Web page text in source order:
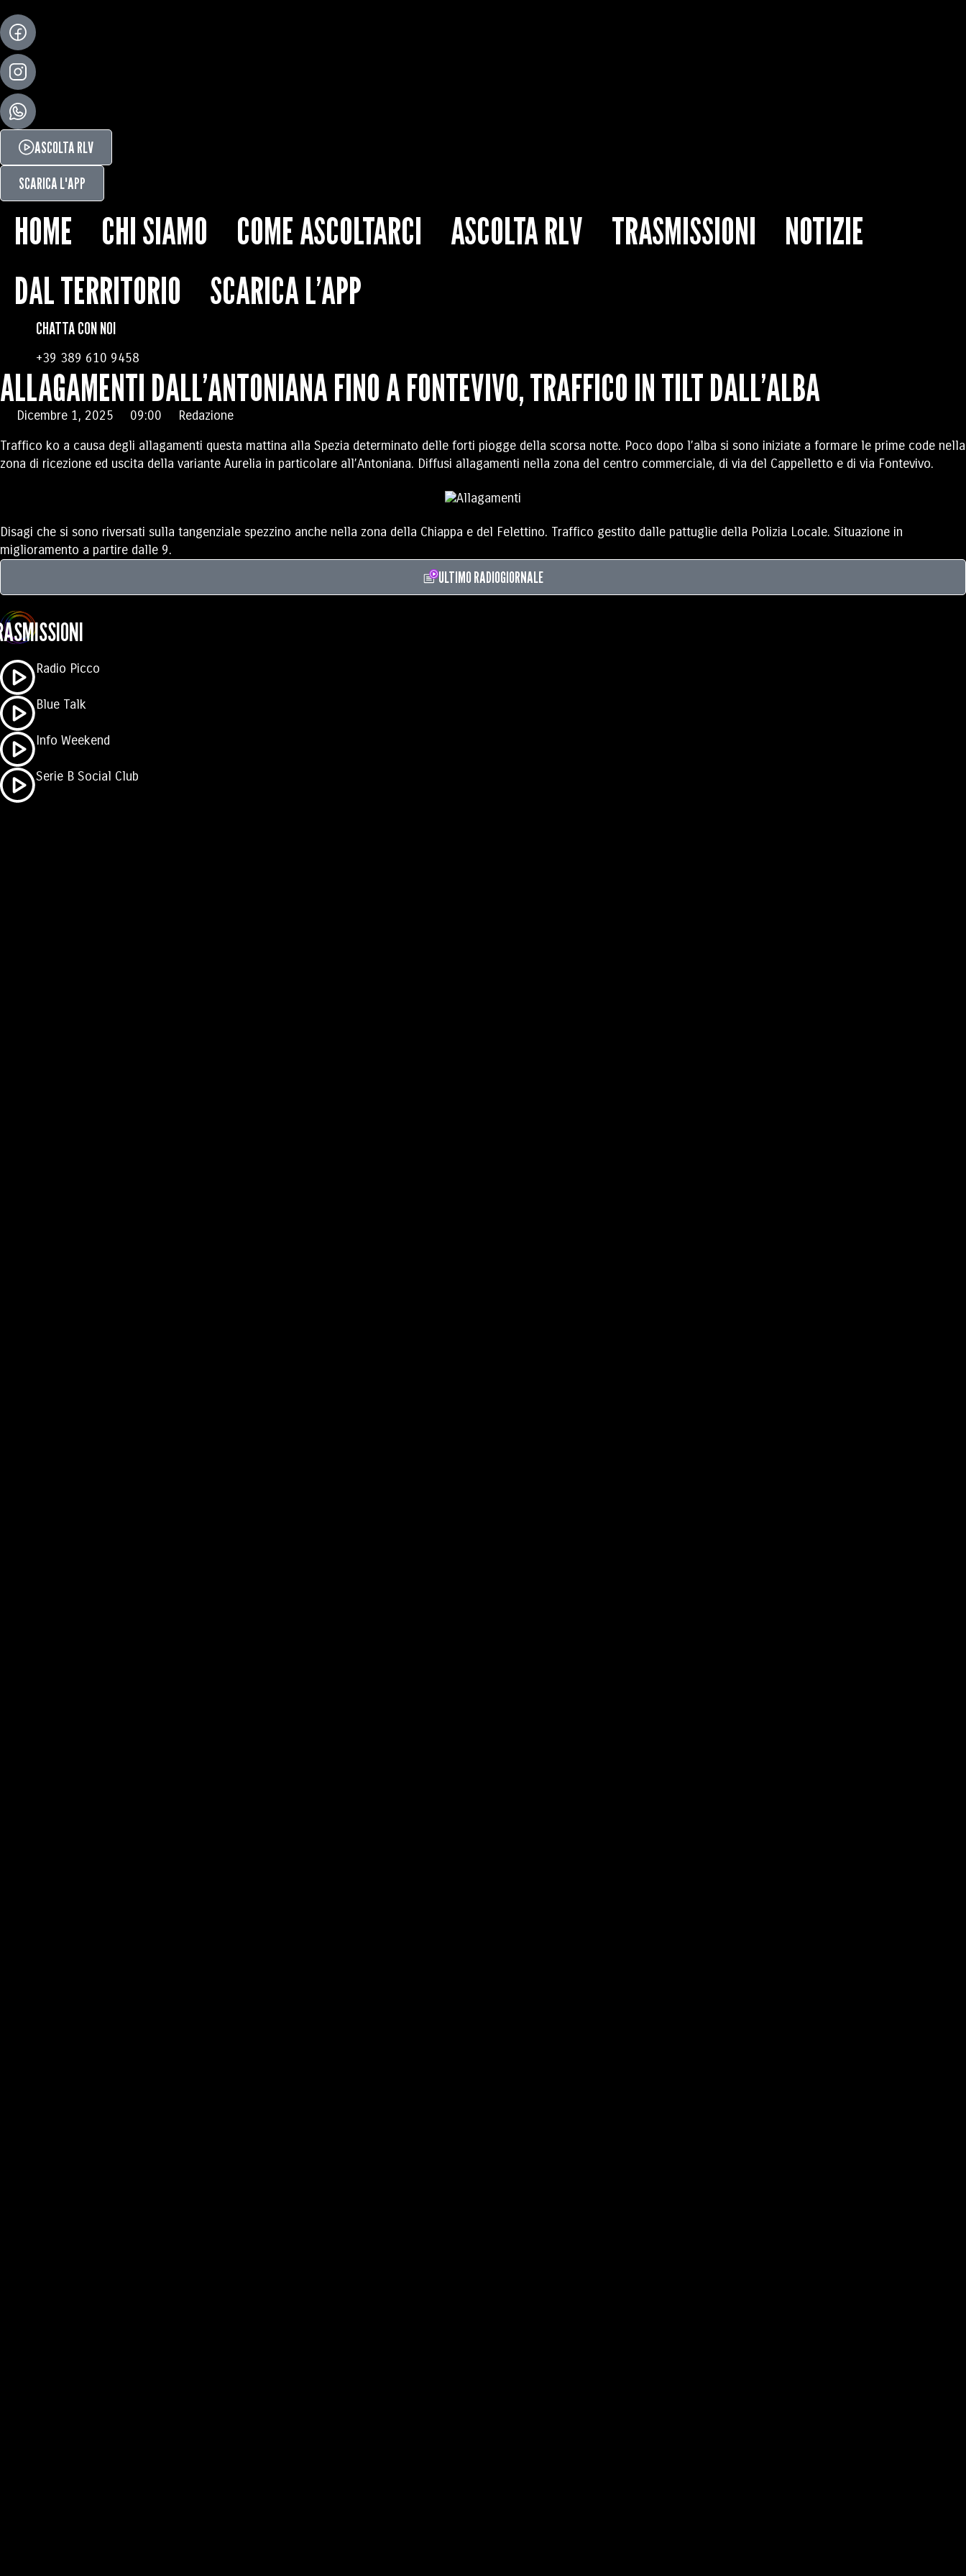
ASCOLTA RLV
SCARICA L'APP
HOME CHI SIAMO COME ASCOLTARCI ASCOLTA RLV TRASMISSIONI
NOTIZIE
DAL TERRITORIO
SCARICA L’APP
CHATTA CON NOI
+39 389 610 9458
ALLAGAMENTI DALL’ANTONIANA FINO A FONTEVIVO, TRAFFICO IN TILT DALL’ALBA
Dicembre 1, 2025 09:00
Redazione
Traffico ko a causa degli allagamenti questa mattina alla Spezia determinato delle forti piogge della scorsa notte. Poco dopo l’alba si sono iniziate a formare le prime code nella
zona di ricezione ed uscita della variante Aurelia in particolare all’Antoniana. Diffusi allagamenti nella zona del centro commerciale, di via del Cappelletto e di via Fontevivo.
Disagi che si sono riversati sulla tangenziale spezzino anche nella zona della Chiappa e del Felettino. Traffico gestito dalle pattuglie della Polizia Locale. Situazione in
miglioramento a partire dalle 9.
ULTIMO RADIOGIORNALE
Radio Picco
Blue Talk
Info Weekend
Serie B Social Club